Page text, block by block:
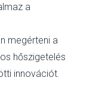
a
megérteni a
hőszigetelés
innovációt.